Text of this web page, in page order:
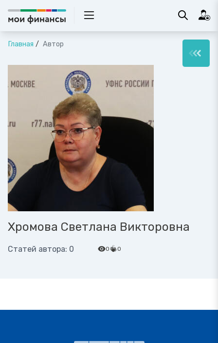
Главная Автор
Хромова Светлана Викторовна
Статей автора: 0 0 0